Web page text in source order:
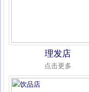
理发店
点击更多